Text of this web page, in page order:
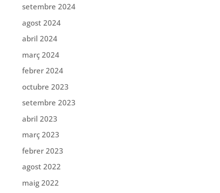
setembre 2024
agost 2024
abril 2024
març 2024
febrer 2024
octubre 2023
setembre 2023
abril 2023
març 2023
febrer 2023
agost 2022
maig 2022